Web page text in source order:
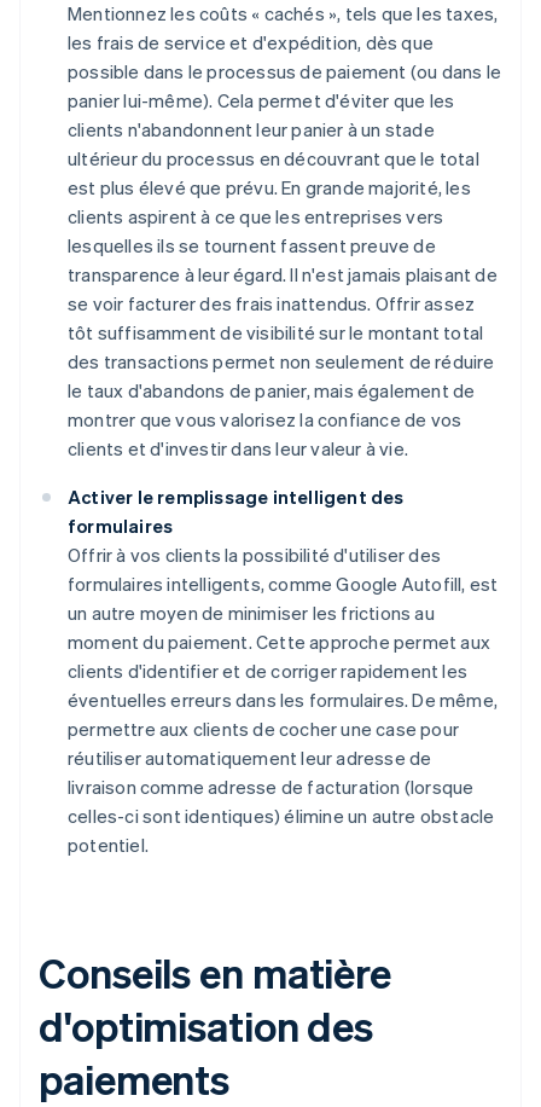
Mentionnez les coûts « cachés », tels que les taxes,
les frais de service et d'expédition, dès que
possible dans le processus de paiement (ou dans le
panier lui-même). Cela permet d'éviter que les
clients n'abandonnent leur panier à un stade
ultérieur du processus en découvrant que le total
est plus élevé que prévu. En grande majorité, les
clients aspirent à ce que les entreprises vers
lesquelles ils se tournent fassent preuve de
transparence à leur égard. Il n'est jamais plaisant de
se voir facturer des frais inattendus. Offrir assez
tôt suffisamment de visibilité sur le montant total
des transactions permet non seulement de réduire
le taux d'abandons de panier, mais également de
montrer que vous valorisez la confiance de vos
clients et d'investir dans leur valeur à vie.
Activer le remplissage intelligent des
formulaires
Offrir à vos clients la possibilité d'utiliser des
formulaires intelligents, comme Google Autofill, est
un autre moyen de minimiser les frictions au
moment du paiement. Cette approche permet aux
clients d'identifier et de corriger rapidement les
éventuelles erreurs dans les formulaires. De même,
permettre aux clients de cocher une case pour
réutiliser automatiquement leur adresse de
livraison comme adresse de facturation (lorsque
celles-ci sont identiques) élimine un autre obstacle
potentiel.
Conseils en matière
d'optimisation des
paiements